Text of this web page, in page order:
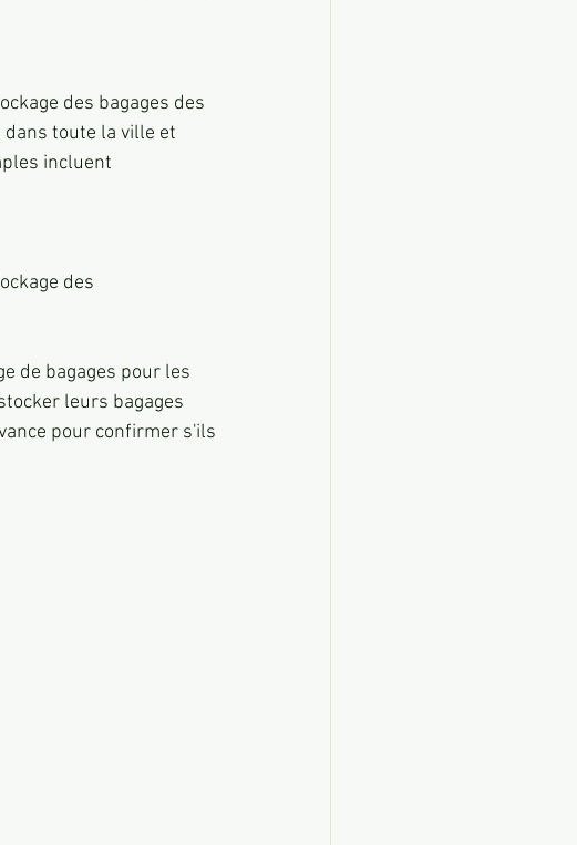
des bagages des
toute la ville et
incluent
des
de bagages pour les
leurs bagages
pour confirmer s'ils